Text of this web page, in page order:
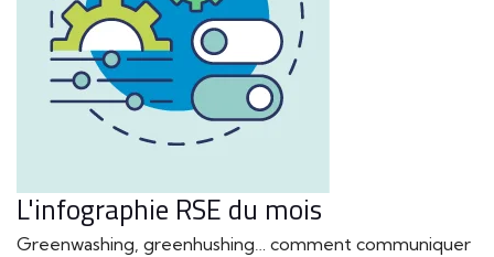
L'infographie RSE du mois
Greenwashing, greenhushing… comment communiquer